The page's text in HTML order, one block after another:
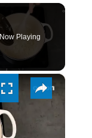
Now Playing
×